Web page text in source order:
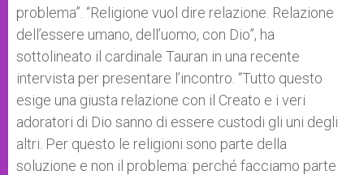
problema”. “Religione vuol dire relazione. Relazione
dell’essere umano, dell’uomo, con Dio”, ha
sottolineato il cardinale Tauran in una recente
intervista per presentare l’incontro. “Tutto questo
esige una giusta relazione con il Creato e i veri
adoratori di Dio sanno di essere custodi gli uni degli
altri. Per questo le religioni sono parte della
soluzione e non il problema: perché facciamo parte